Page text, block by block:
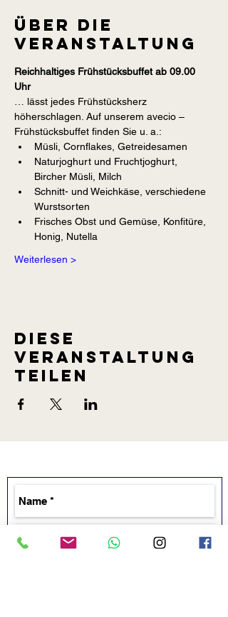
Über die
Veranstaltung
Reichhaltiges Frühstücksbuffet ab 09.00
Uhr
… lässt jedes Frühstücksherz
höherschlagen. Auf unserem avecio –
Frühstücksbuffet finden Sie u. a.:
Müsli, Cornflakes, Getreidesamen
Naturjoghurt und Fruchtjoghurt,
Bircher Müsli, Milch
Schnitt- und Weichkäse, verschiedene
Wurstsorten
Frisches Obst und Gemüse, Konfitüre,
Honig, Nutella
Weiterlesen >
Diese
Veranstaltung
teilen